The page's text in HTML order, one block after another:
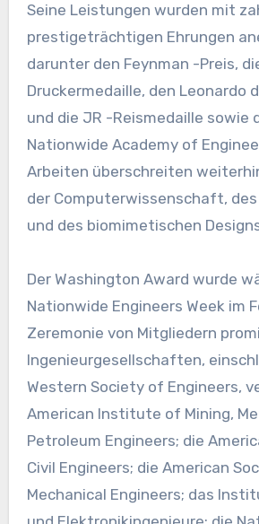
Seine Leistungen wurden mit
prestigeträchtigen Ehrungen
darunter den Feynman -Preis,
Druckermedaille, den Leonardo
und die JR -Reismedaille sowie
Nationwide Academy of
Arbeiten überschreiten
der Computerwissenschaft,
und des biomimetischen
Der Washington Award wurde
Nationwide Engineers Week im
Zeremonie von Mitgliedern
Ingenieurgesellschaften,
Western Society of Engineers,
American Institute of Mining,
Petroleum Engineers; die
Civil Engineers; die American
Mechanical Engineers; das